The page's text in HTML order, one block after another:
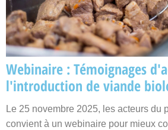
Webinaire : Témoignages
l'introduction de viande
Le 25 novembre 2025, les acteurs du
convient à un webinaire pour mieux